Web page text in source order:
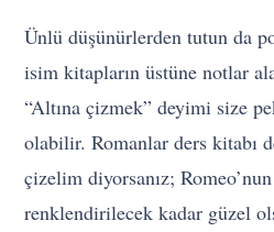
Ünlü düşünürlerden tutun da
isim kitapların üstüne notlar
“Altına çizmek” deyimi size
olabilir. Romanlar ders kitabı
çizelim diyorsanız;
renklendirilecek kadar güzel